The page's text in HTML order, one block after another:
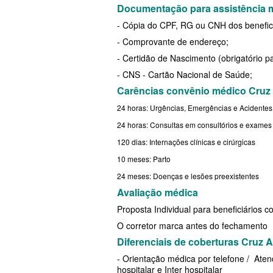
MED TOUR PLANO DE SAÚDE
NOTREDAME PLANO DE SAÚDE
EMPRESARIAL
ONE HEALTH PLANO DE SAÚDE
EMPRESARIAL
PORTO SEGURO PLANO DE SAÚDE
EMPRESARIAL
SAMED PLANO DE SAÚDE
SANTA CASA DE MAUÁ PLANO
PLANO DE SAÚDE LINCX
PLANO DE SAÚDE STA CASA MAUÁ
PLANO DE SAÚDE MEDIAL
PLANO DE SAÚDE MEDICAL HEALTH
PLANO DE SAÚDE MEDICOL
PLANO DE SAÚDE MED TOUR
PLANO DE SAÚDE NEXT SEISA
PLANO DE SAÚDE NOTREDAME
PLANO DE SAÚDE OESTE AMR
PLANO DE SAÚDE ÔMEGA
PLANO DE SAÚDE OMINT
PLANO DE SAÚDE ONE HEALTH
SÃO CRISTÓVÃO
SULAMERICA PLANO
TOTAL MEDCARE
ÚNICA PLANO DE
UNIHOSP PLANO DE
UNIMED CENTRAL
UNIMED GUARULHOS
Documentação para assistência
- Cópia do CPF, RG ou CNH dos
- Comprovante de endereço;
- Certidão de Nascimento (obrigatório
- CNS - Cartão Nacional de Saúde;
Carências convênio médico
24 horas: Urgências, Emergências e
24 horas: Consultas em consultórios e
120 dias: Internações clínicas e cirúrgicas
10 meses: Parto
24 meses: Doenças e lesões preexistentes
Avaliação médica
Proposta Individual para beneficiários
O corretor marca antes do fechamento
Diferenciais de coberturas Cruz
- Orientação médica por telefone /
hospitalar e Inter hospitalar